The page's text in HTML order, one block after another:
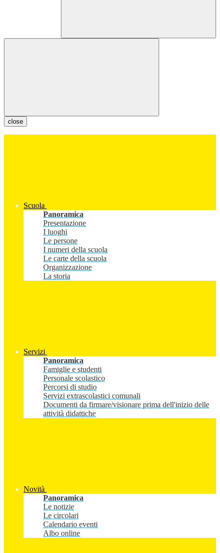
close
Scuola
Panoramica
Presentazione
I luoghi
Le persone
I numeri della scuola
Le carte della scuola
Organizzazione
La storia
Servizi
Panoramica
Famiglie e studenti
Personale scolastico
Percorsi di studio
Servizi extrascolastici comunali
Documenti da firmare/visionare prima dell'inizio delle
attività didattiche
Novità
Panoramica
Le notizie
Le circolari
Calendario eventi
Albo online